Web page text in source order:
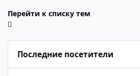
Перейти к списку тем
Последние посетители